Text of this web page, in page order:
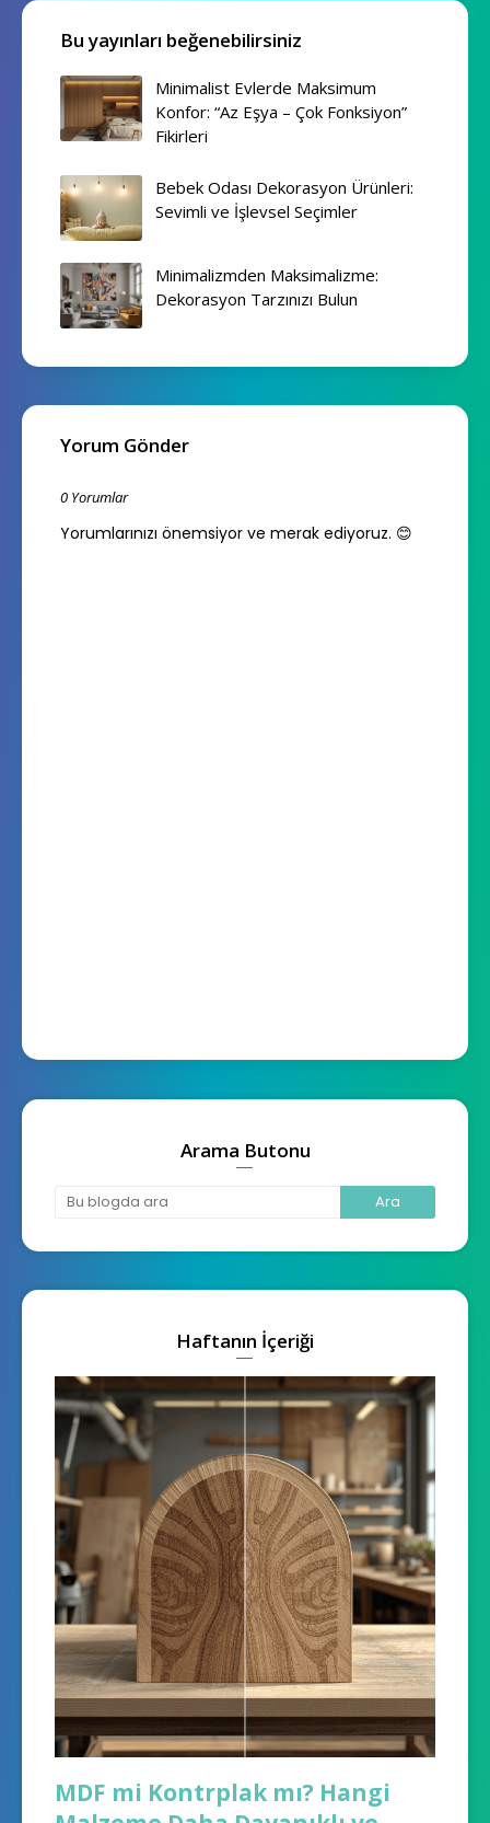
Bu yayınları beğenebilirsiniz
Minimalist Evlerde Maksimum
Konfor: “Az Eşya – Çok Fonksiyon”
Fikirleri
Bebek Odası Dekorasyon Ürünleri:
Sevimli ve İşlevsel Seçimler
Minimalizmden Maksimalizme:
Dekorasyon Tarzınızı Bulun
Yorum Gönder
0 Yorumlar
Yorumlarınızı önemsiyor ve merak ediyoruz. 😊
Arama Butonu
Haftanın İçeriği
MDF mi Kontrplak mı? Hangi